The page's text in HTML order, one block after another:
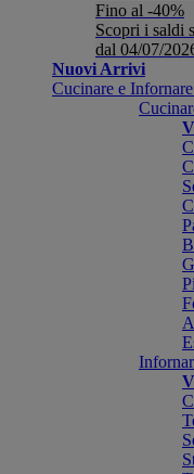
Fino al -40%
Scopri i saldi
dal 04/07/
Nuovi Arrivi
Cucinare e Infornare